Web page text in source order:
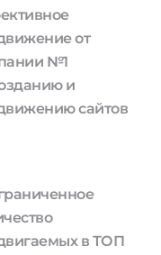
от
№1
и
сайтов
в ТОП